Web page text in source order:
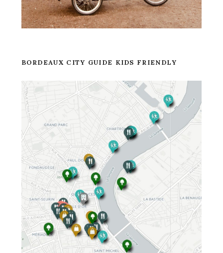
BORDEAUX CITY GUIDE KIDS FRIENDLY